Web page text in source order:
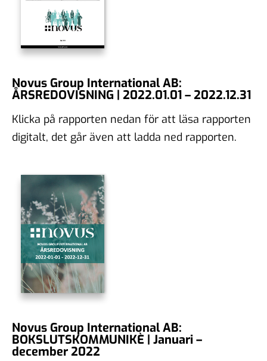
Novus Group International AB:
ÅRSREDOVISNING | 2022.01.01 – 2022.12.31
Klicka på rapporten nedan för att läsa rapporten
digitalt, det går även att ladda ned rapporten.
Novus Group International AB:
BOKSLUTSKOMMUNIKÈ | Januari –
december 2022